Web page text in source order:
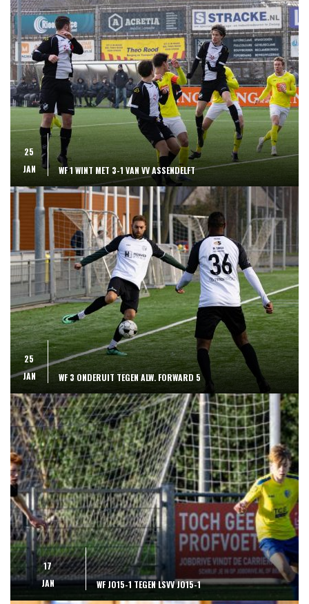
25
JAN
WF 1 WINT MET 3-1 VAN VV ASSENDELFT
25
JAN
WF 3 ONDERUIT TEGEN ALW. FORWARD 5
17
JAN
WF JO15-1 TEGEN LSVV JO15-1